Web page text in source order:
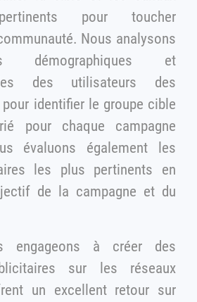
pour toucher
Nous analysons
démographiques et
des
identifier le groupe cible
également les
les plus pertinents en
sur les réseaux
un excellent retour sur